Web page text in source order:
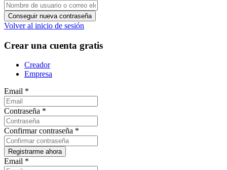
Volver al inicio de sesión
Crear una cuenta gratis
Creador
Empresa
Email *
Contraseña *
Confirmar contraseña *
Email *